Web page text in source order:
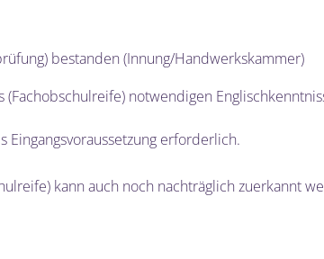
bestanden (Innung/Handwerkskammer)
notwendigen
erforderlich.
kann auch noch nachträglich zuerkannt